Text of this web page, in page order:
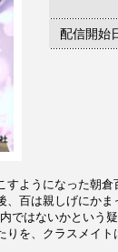
配信開始
ようになった朝
、百は親しげにか
ではないかとい
を、クラスメイ